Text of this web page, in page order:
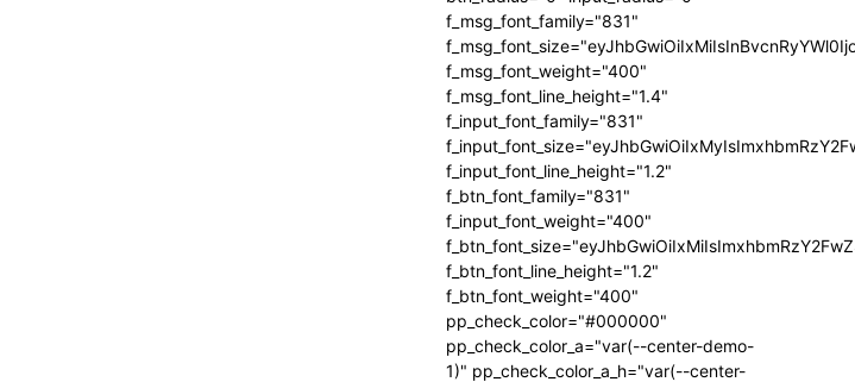
f_msg_font_family="831"
f_msg_font_weight="400"
f_msg_font_line_height="1.4"
f_input_font_family="831"
f_input_font_line_height="1.2"
f_btn_font_family="831"
f_input_font_weight="400"
f_btn_font_line_height="1.2"
f_btn_font_weight="400"
pp_check_color="#000000"
pp_check_color_a="var(--center-demo-
1)" pp_check_color_a_h="var(--center-